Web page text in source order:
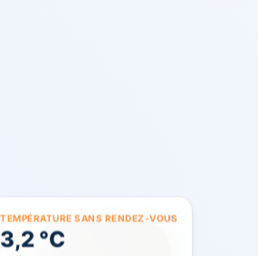
TEMPÉRATURE SANS RENDEZ-VOUS
3,2 °C